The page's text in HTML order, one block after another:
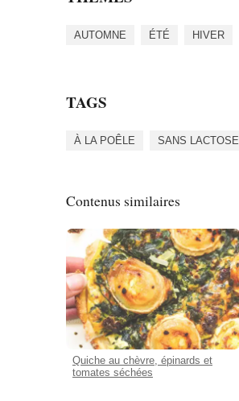
AUTOMNE ÉTÉ HIVER
TAGS
À LA POÊLE SANS LACTOSE
Contenus similaires
Quiche au chèvre, épinards et
tomates séchées